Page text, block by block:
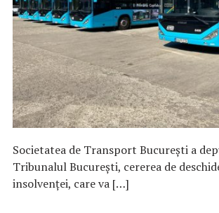
Societatea de Transport Bucureşti a
Tribunalul Bucureşti, cererea de
insolvenţei, care va […]